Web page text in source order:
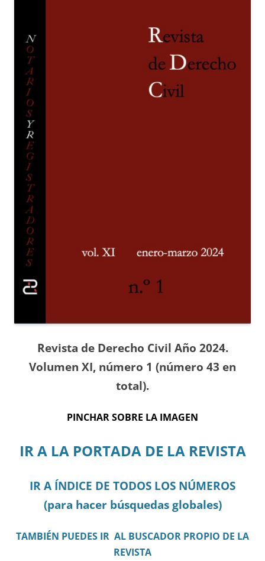
Revista de Derecho Civil Año 2024.
Volumen XI, número 1 (número 43 en
total).
PINCHAR SOBRE LA IMAGEN
IR A LA PORTADA DE LA REVISTA
IR A ÍNDICE DE TODOS LOS NÚMEROS
(para hacer búsquedas globales)
TAMBIÉN PUEDES IR AL BUSCADOR PROPIO DE LA
REVISTA